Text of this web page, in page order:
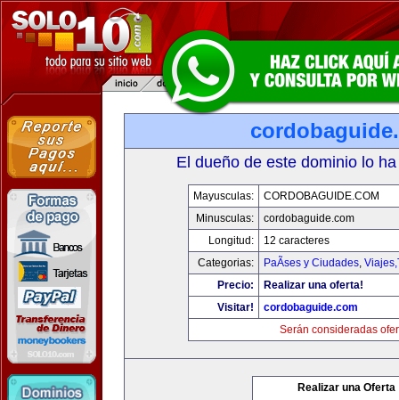
El dueño de este dominio lo
Mayusculas:
CORDOBAGUIDE.COM
Minusculas:
cordobaguide.com
Longitud:
12 caracteres
Categorias:
PaÃ­ses y Ciudades,
Precio:
Realizar una oferta!
Visitar!
cordobaguide.com
Serán consideradas
Realizar una Oferta